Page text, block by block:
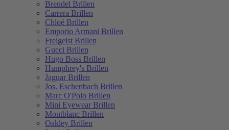
Brendel Brillen
Carrera Brillen
Chloé Brillen
Emporio Armani Brillen
Freigeist Brillen
Gucci Brillen
Hugo Boss Brillen
Humphrey's Brillen
Jaguar Brillen
Jos. Eschenbach Brillen
Marc O'Polo Brillen
Mini Eyewear Brillen
Montblanc Brillen
Oakley Brillen